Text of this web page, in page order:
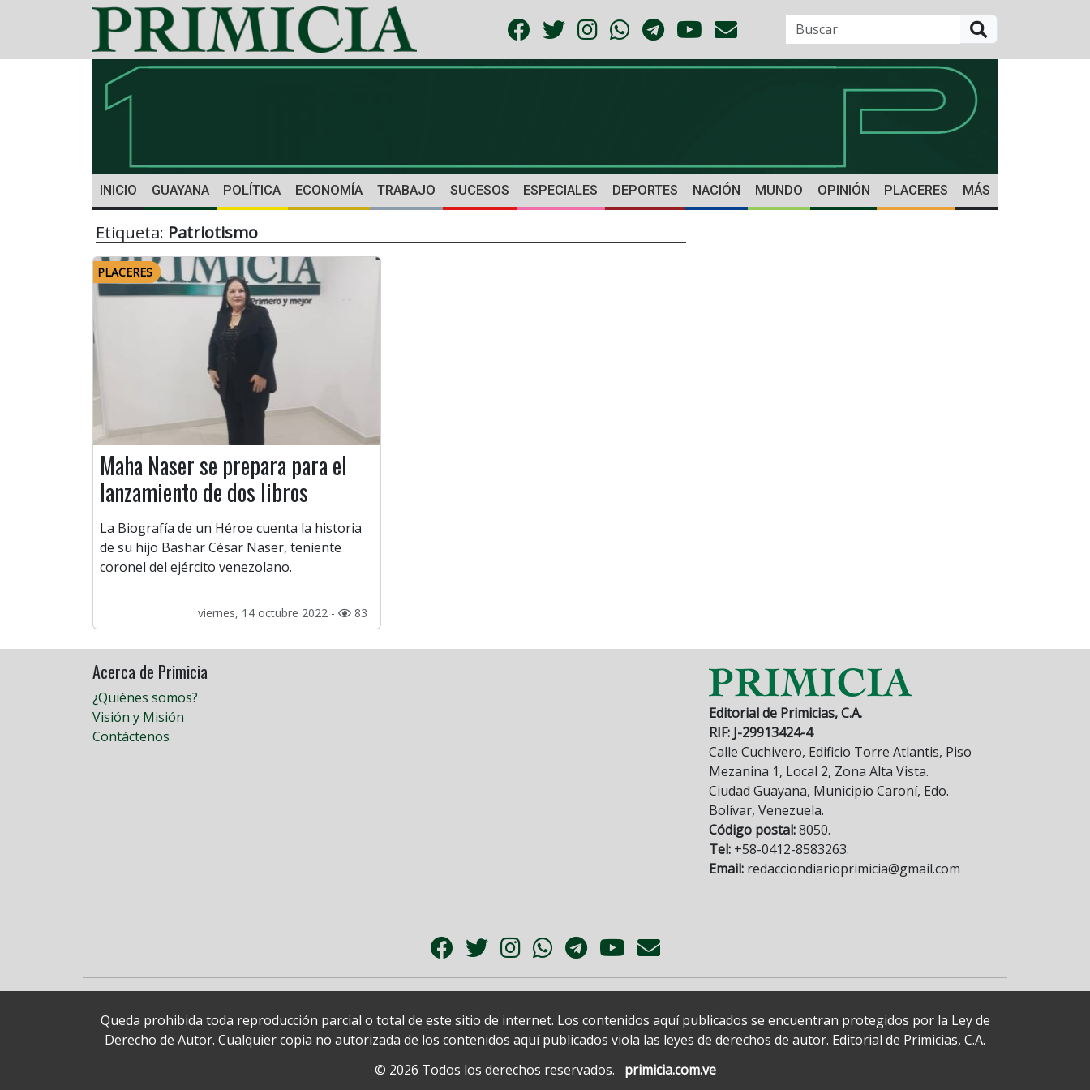
INICIO GUAYANA POLÍTICA ECONOMÍA TRABAJO SUCESOS ESPECIALES DEPORTES NACIÓN MUNDO OPINIÓN PLACERES MÁS
Etiqueta: Patriotismo
PLACERES
Maha Naser se prepara para el
lanzamiento de dos libros
La Biografía de un Héroe cuenta la historia
de su hijo Bashar César Naser, teniente
coronel del ejército venezolano.
viernes, 14 octubre 2022 - 83
Acerca de Primicia
¿Quiénes somos?
Visión y Misión
Contáctenos
Editorial de Primicias, C.A.
RIF: J-29913424-4
Calle Cuchivero, Edificio Torre Atlantis, Piso
Mezanina 1, Local 2, Zona Alta Vista.
Ciudad Guayana, Municipio Caroní, Edo.
Bolívar, Venezuela.
Código postal:8050.
Tel: +58-0412-8583263.
Email: redacciondiarioprimicia@gmail.com
Queda prohibida toda reproducción parcial o total de este sitio de internet. Los contenidos aquí publicados se encuentran protegidos por la Ley de
Derecho de Autor. Cualquier copia no autorizada de los contenidos aquí publicados viola las leyes de derechos de autor. Editorial de Primicias, C.A.
© 2026 Todos los derechos reservados.
primicia.com.ve